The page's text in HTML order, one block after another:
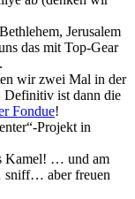
Jerusalem
das mit Top-Gear
wir zwei Mal in der
Definitiv ist dann die
Fondue!
Projekt in
Kamel! … und am
sniff… aber freuen